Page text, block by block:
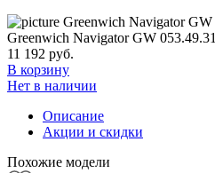
Greenwich Navigator GW 053.49.31
11 192 руб.
В корзину
Нет в наличии
Описание
Акции и скидки
Похожие модели